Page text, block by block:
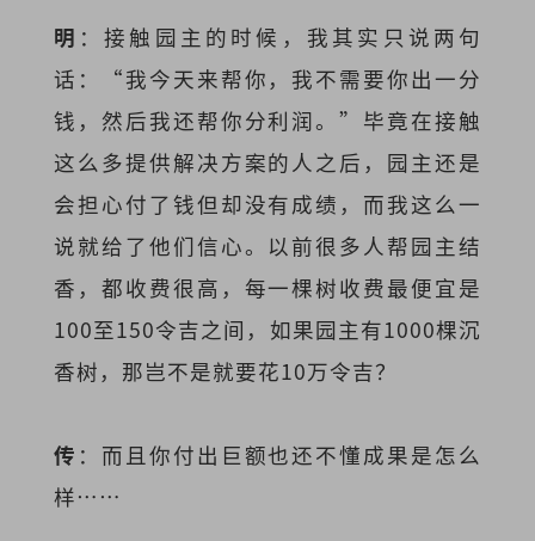
明 ：接触园主的时候，我其实只说两句
话：“我今天来帮你，我不需要你出一分
钱，然后我还帮你分利润。”毕竟在接触
这么多提供解决方案的人之后，园主还是
会担心付了钱但却没有成绩，而我这么一
说就给了他们信心。以前很多人帮园主结
香，都收费很高，每一棵树收费最便宜是
100至150令吉之间，如果园主有1000棵沉
香树，那岂不是就要花10万令吉？
传 ：而且你付出巨额也还不懂成果是怎么
样……